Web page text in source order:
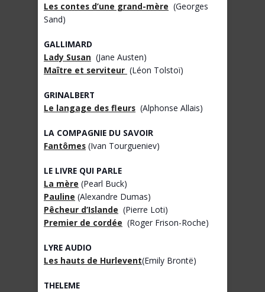
Les contes d’une grand-mère (Georges
Sand)
GALLIMARD
Lady Susan (Jane Austen)
Maître et serviteur (Léon Tolstoï)
GRINALBERT
Le langage des fleurs (Alphonse Allais)
LA COMPAGNIE DU SAVOIR
Fantômes (Ivan Tourgueniev)
LE LIVRE QUI PARLE
La mère (Pearl Buck)
Pauline (Alexandre Dumas)
Pêcheur d’Islande (Pierre Loti)
Premier de cordée (Roger Frison-Roche)
LYRE AUDIO
Les hauts de Hurlevent(Emily Brontë)
THELEME